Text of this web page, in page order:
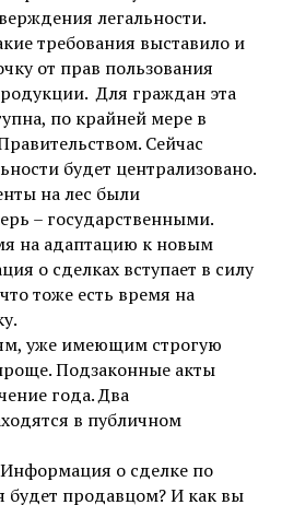
легальности.
требования выставило и
от прав пользования
Для граждан эта
по крайней мере в
Сейчас
будет централизовано.
на лес были
– государственными.
на адаптацию к новым
о сделках вступает в силу
тоже есть время на
уже имеющим строгую
Подзаконные акты
года. Два
в публичном
о сделке по
будет продавцом? И как вы